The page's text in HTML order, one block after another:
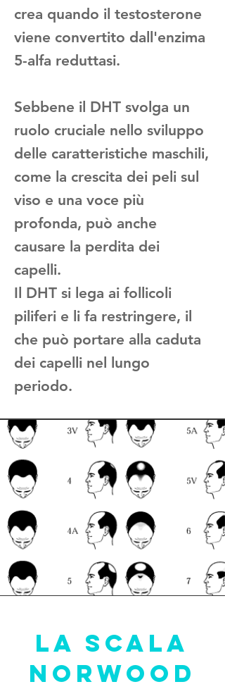
crea quando il testosterone
viene convertito dall'enzima
5-alfa reduttasi.
Sebbene il DHT svolga un
ruolo cruciale nello sviluppo
delle caratteristiche maschili,
come la crescita dei peli sul
viso e una voce più
profonda, può anche
causare la perdita dei
capelli.
Il DHT si lega ai follicoli
piliferi e li fa restringere, il
che può portare alla caduta
dei capelli nel lungo
periodo.
LA SCALA
NORWOOD